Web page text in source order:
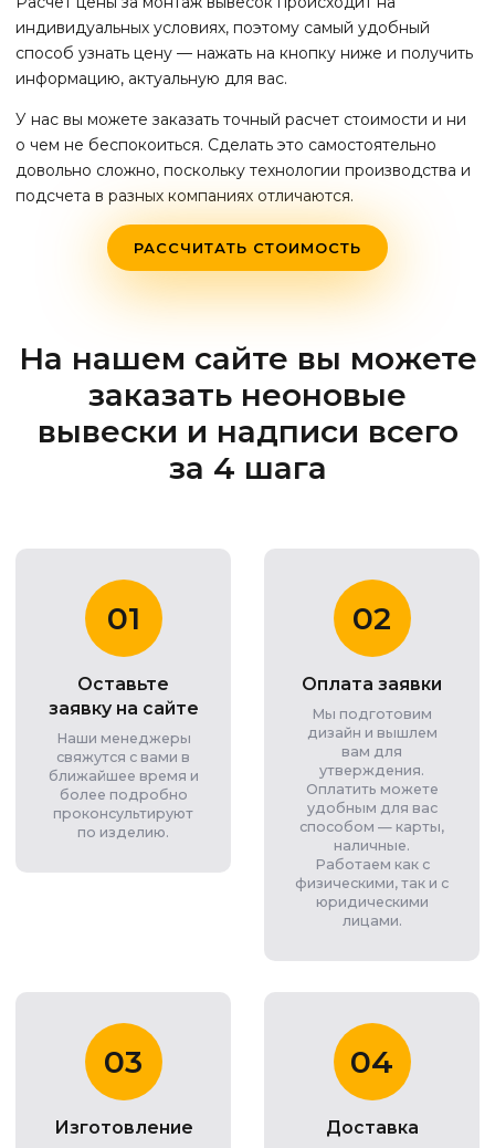
индивидуальных условиях, поэтому самый удобный
способ узнать цену — нажать на кнопку ниже и получить
информацию, актуальную для вас.
У нас вы можете заказать точный расчет стоимости и ни
о чем не беспокоиться. Сделать это самостоятельно
довольно сложно, поскольку технологии производства и
подсчета в разных компаниях отличаются.
РАССЧИТАТЬ СТОИМОСТЬ
На нашем сайте вы можете
заказать неоновые
вывески и надписи всего
за 4 шага
01
Оставьте
заявку на сайте
Наши менеджеры
свяжутся с вами в
ближайшее время и
более подробно
проконсультируют
по изделию.
02
Оплата заявки
Мы подготовим
дизайн и вышлем
вам для
утверждения.
Оплатить можете
удобным для вас
способом — карты,
наличные.
Работаем как с
физическими, так и с
юридическими
лицами.
03
Изготовление
04
Доставка